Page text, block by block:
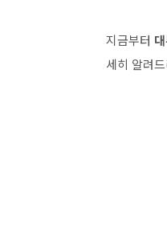
지금부터
세히 알려